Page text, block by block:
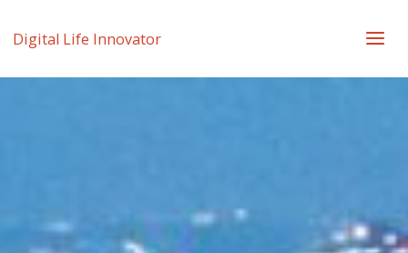
Digital Life Innovator